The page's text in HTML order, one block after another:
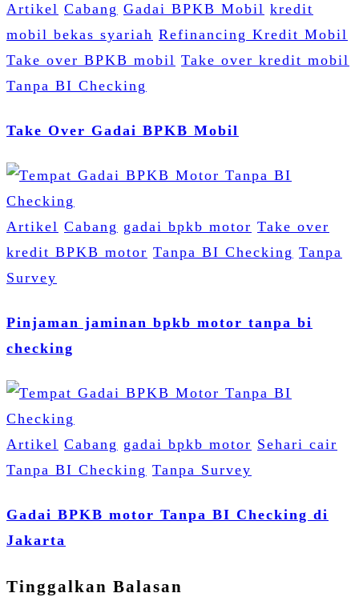
Artikel Cabang Gadai BPKB Mobil kredit
mobil bekas syariah Refinancing Kredit Mobil
Take over BPKB mobil Take over kredit mobil
Tanpa BI Checking
Take Over Gadai BPKB Mobil
Artikel Cabang gadai bpkb motor Take over
kredit BPKB motor Tanpa BI Checking Tanpa
Survey
Pinjaman jaminan bpkb motor tanpa bi
checking
Artikel Cabang gadai bpkb motor Sehari cair
Tanpa BI Checking Tanpa Survey
Gadai BPKB motor Tanpa BI Checking di
Jakarta
Tinggalkan Balasan